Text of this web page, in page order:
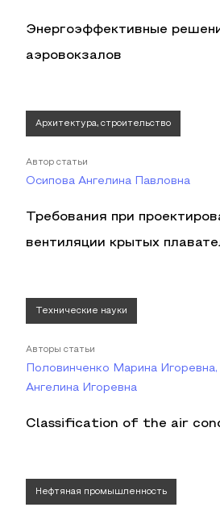
Энергоэффективные
аэровокзалов
Архитектура, строительство
Автор статьи
Осипова Ангелина Павловна
Требования при
вентиляции крытых
Технические науки
Авторы статьи
Половинченко Марина
Ангелина Игоревна
Classification of the air
Нефтяная промышленность